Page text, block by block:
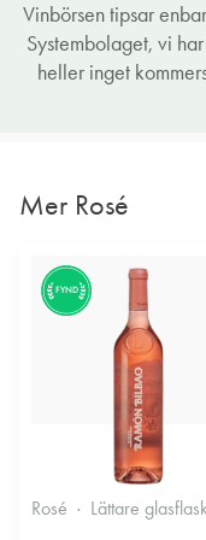
Vinbörsen tipsar
Systembolaget, vi
heller inget
Mer Rosé
FYND
Rosé Lättare